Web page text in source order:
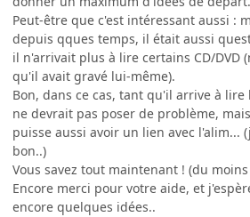
Peut-être que c'est intéressant aussi :
depuis qques temps, il était aussi
il n'arrivait plus à lire certains CD/DVD
qu'il avait gravé lui-même).
Bon, dans ce cas, tant qu'il arrive à lire
ne devrait pas poser de problème,
puisse aussi avoir un lien avec l'alim...
bon..)
Vous savez tout maintenant ! (du
Encore merci pour votre aide, et
encore quelques idées..